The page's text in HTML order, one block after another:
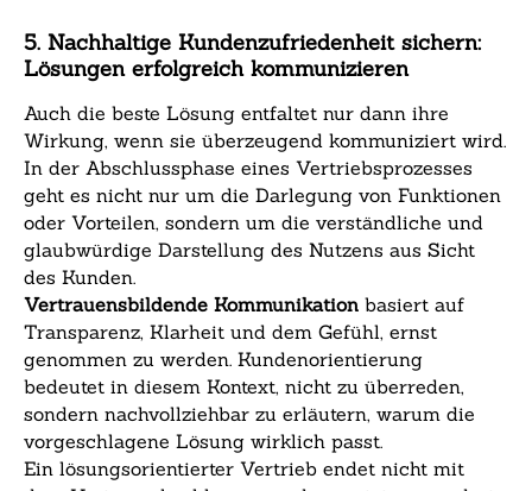
5. Nachhaltige Kundenzufriedenheit sichern:
Lösungen erfolgreich kommunizieren
Auch die beste Lösung entfaltet nur dann ihre
Wirkung, wenn sie überzeugend kommuniziert wird.
In der Abschlussphase eines Vertriebsprozesses
geht es nicht nur um die Darlegung von Funktionen
oder Vorteilen, sondern um die verständliche und
glaubwürdige Darstellung des Nutzens aus Sicht
des Kunden.
Vertrauensbildende Kommunikationbasiert auf
Transparenz, Klarheit und dem Gefühl, ernst
genommen zu werden. Kundenorientierung
bedeutet in diesem Kontext, nicht zu überreden,
sondern nachvollziehbar zu erläutern, warum die
vorgeschlagene Lösung wirklich passt.
Ein lösungsorientierter Vertrieb endet nicht mit